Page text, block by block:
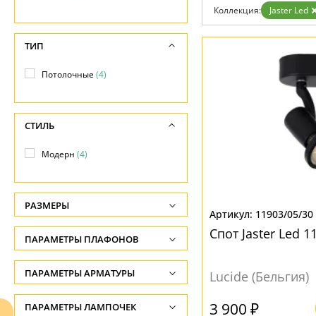
Дизайнерам
Бренды
Коллекция: Jaster Led
11903/05/30
Спот Jaster Led
Lucide (Бельгия)
3 900 ₽
ТИП
Потолочные(4)
СТИЛЬ
Модерн (4)
РАЗМЕРЫ
Высота, см
-
Ширина, см
-
ПАРАМЕТРЫ ПЛАФОНОВ
НАПРАВЛЕНИЕ
Вверх(4)
ПАРАМЕТРЫ АРМАТУРЫ
ЦВЕТ АРМАТУРЫ
ПАРАМЕТРЫ ЛАМПОЧЕК